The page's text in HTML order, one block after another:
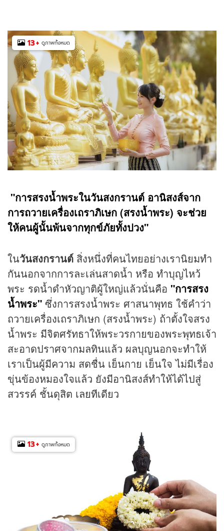
13+ ดูภาพทั้งหมด
"การสรงน้ำพระในวันสงกรานต์ อานิสงส์จาก
การถวายเครื่องเถราภิเษก (สรงน้ำพระ) จะช่วย
ให้คนผู้นั้นพ้นจากทุกข์ภัยทั้งปวง"
ในวันสงกรานต์ สิ่งหนึ่งที่คนไทยอย่างเรานิยมทำ
กันนอกจากการละเล่นสาดน้ำ หรือ ทำบุญไหว้
พระ รดน้ำดำหัวญาติผู้ใหญ่แล้วนั่นคือ "การสรง
น้ำพระ" ซึ่งการสรงน้ำพระ ศาสนาพุทธ ใช้คำว่า
ถวายเครื่องเถราภิเษก (สรงน้ำพระ) ถ้าตั้งใจสรง
น้ำพระ มีจิตศรัทธาให้พระวรกายของพระพุทธเจ้า
สะอาดปราศจากมลทินแล้ว ผลบุญนอกจะทำให้
เราเป็นผู้มีความ สดชื่น เย็นกาย เย็นใจ ไม่มีเรื่อง
ขุ่นข้องหมองใจแล้ว ยังมีอานิสงส์ทำให้ได้ไปสู่
สวรรค์ ชั้นดุสิต เลยทีเดียว
13+ ดูภาพทั้งหมด